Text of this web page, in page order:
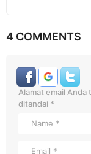
4 COMMENTS
Alamat email Anda
ditandai *